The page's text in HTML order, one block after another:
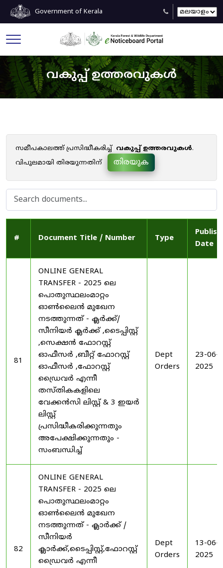
Government of Kerala
വകുപ്പ് ഉത്തരവുകൾ
സമീപകാലത്ത് പ്രസിദ്ധീകരിച്ച് വകുപ്പ് ഉത്തരവുകൾ.
വിപുലമായി തിരയുന്നതിന്
തിരയുക
# Document Title / Number Type
Date
81
ONLINE GENERAL
TRANSFER - 2025 ലെ
പൊതുസ്ഥലംമാറ്റം
ഓൺലൈൻ മുഖേന
നടത്തുന്നത് - ക്ലർക്ക്/
സീനിയർ ക്ലർക്ക് ,ടൈപ്പിസ്റ്റ്
,സെക്ഷൻ ഫോറസ്റ്റ്
ഓഫീസർ ,ബീറ്റ് ഫോറസ്റ്റ്
ഓഫീസർ ,ഫോറസ്റ്റ്
ഡ്രൈവർ എന്നീ
തസ്തികകളിലെ
വേക്കൻസി ലിസ്റ്റ് & 3 ഇയർ
ലിസ്റ്റ്
പ്രസിദ്ധീകരിക്കുന്നതും
അപേക്ഷിക്കുന്നതും -
സംബന്ധിച്ച്
Dept
Orders
23-06-
2025
82
ONLINE GENERAL
TRANSFER - 2025 ലെ
പൊതുസ്ഥലംമാറ്റം
ഓൺലൈൻ മുഖേന
നടത്തുന്നത് - ക്ലാർക്ക് /
സീനിയർ
ക്ലാർക്ക്,ടൈപ്പിസ്റ്റ്,ഫോറസ്റ്റ്
ഡ്രൈവർ എന്നീ
Dept
Orders
13-06-
2025